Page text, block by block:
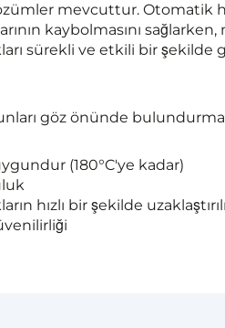
mevcuttur. Otomatik
kaybolmasını
sürekli ve etkili bir
göz önünde
(180°C'ye kadar)
hızlı bir şekilde